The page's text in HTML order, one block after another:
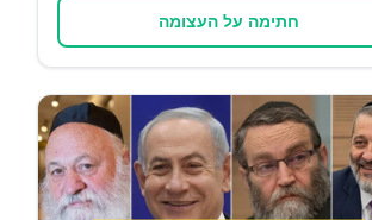
חתימה על העצומה